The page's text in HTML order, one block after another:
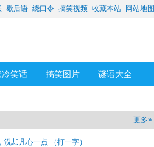
歇后语 绕口令 搞笑视频 收藏本站 网站地图
冷笑话 搞笑图片 谜语大全
更多»
洗却凡心一点 （打一字）